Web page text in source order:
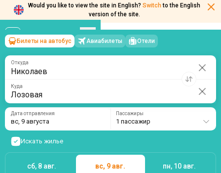
Would you like to view the site in English? Switch to the English
version of the site.
Николаев
Билеты на автобус Авиабилеты Отели
Куда
Дата отправления
вс, 9 августа
Искать жилье